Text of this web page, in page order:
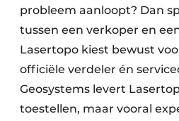
probleem aanloopt? Dan
tussen een verkoper en
Lasertopo kiest bewust
officiële verdeler én
Geosystems levert
toestellen, maar vooral